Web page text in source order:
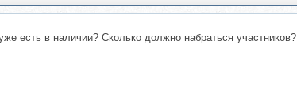
есть в наличии? Сколько должно набраться участников?